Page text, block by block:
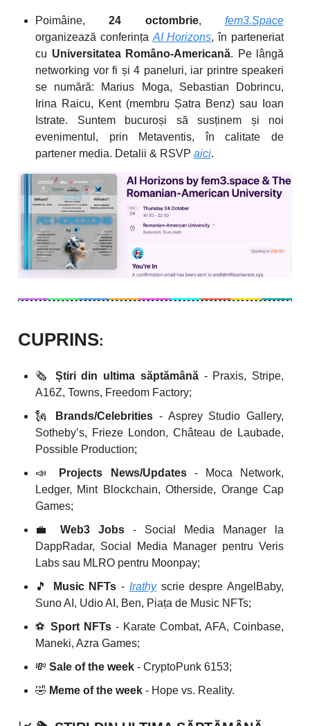
Poimâine,24 octombrie,fem3.Space
organizează conferința AI Horizons, în parteneriat
cu Universitatea Româno-Americană. Pe lângă
networking vor fi și 4 paneluri, iar printre speakeri
se numără: Marius Moga, Sebastian Dobrincu,
Irina Raicu, Kent (membru Șatra Benz) sau Ioan
Istrate. Suntem bucuroși să susținem și noi
evenimentul, prin Metaventis, în calitate de
partener media. Detalii & RSVP aici.
CUPRINS:
🗞️ Știri din ultima săptămână - Praxis, Stripe,
A16Z, Towns, Freedom Factory;
🗽
Brands/Celebrities- Asprey Studio Gallery,
Sotheby’s, Frieze London, Château de Laubade,
Possible Production;
📣
Projects News/Updates - Moca Network,
Ledger, Mint Blockchain, Otherside, Orange Cap
Games;
💼
Web3 Jobs - Social Media Manager la
DappRadar, Social Media Manager pentru Veris
Labs sau MLRO pentru Moonpay;
🎵
Music NFTs - Irathyscrie despre AngelBaby,
Suno AI, Udio AI, Ben, Piața de Music NFTs;
⚽️ Sport NFTs - Karate Combat, AFA, Coinbase,
Maneki, Azra Games;
💸 Sale of the week - CryptoPunk 6153;
🤣 Meme of the week - Hope vs. Reality.